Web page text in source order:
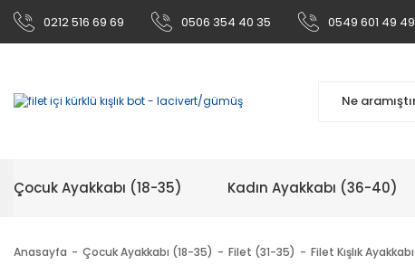
0212 516 69 69 0506 354 40 35 0549 601 49 49
Çocuk Ayakkabı (18-35) Kadın Ayakkabı (36-40)
Anasayfa Çocuk Ayakkabı (18-35) Filet (31-35) Filet Kışlık Ayakkabı